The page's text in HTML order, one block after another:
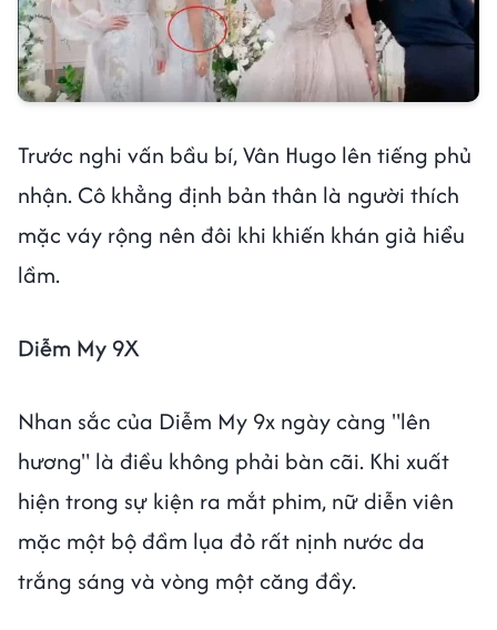
Trước nghi vấn bầu bí, Vân Hugo lên tiếng phủ
nhận. Cô khẳng định bản thân là người thích
mặc váy rộng nên đôi khi khiến khán giả hiểu
lầm.
Diễm My 9X
Nhan sắc của Diễm My 9x ngày càng "lên
hương" là điều không phải bàn cãi. Khi xuất
hiện trong sự kiện ra mắt phim, nữ diễn viên
mặc một bộ đầm lụa đỏ rất nịnh nước da
trắng sáng và vòng một căng đầy.